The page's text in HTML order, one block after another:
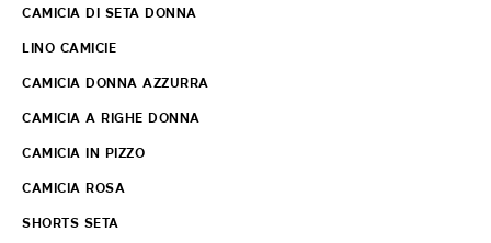
CAMICIA DI SETA DONNA
LINO CAMICIE
CAMICIA DONNA AZZURRA
CAMICIA A RIGHE DONNA
CAMICIA IN PIZZO
CAMICIA ROSA
SHORTS SETA